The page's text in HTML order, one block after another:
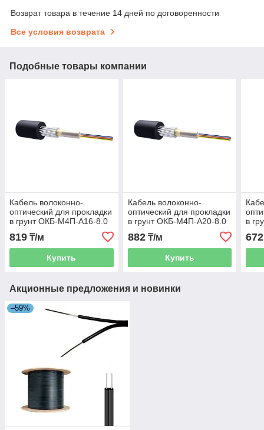
Возврат товара в течение 14 дней по договоренности
Все условия возврата
Подобные товары компании
Кабель волоконно-
оптический для прокладки
в грунт ОКБ-М4П-А16-8.0
819 ₸/м
Купить
Кабель волоконно-
оптический для прокладки
в грунт ОКБ-М4П-А20-8.0
882₸/м
Купить
в
672
Акционные предложения и новинки
–59%